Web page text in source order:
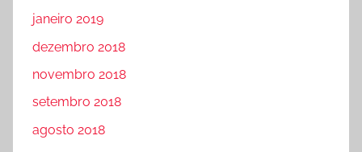
janeiro 2019
dezembro 2018
novembro 2018
setembro 2018
agosto 2018